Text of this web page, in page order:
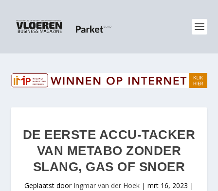
DE EERSTE ACCU-TACKER
VAN METABO ZONDER
SLANG, GAS OF SNOER
Geplaatst door Ingmar van der Hoek | mrt 16, 2023 |